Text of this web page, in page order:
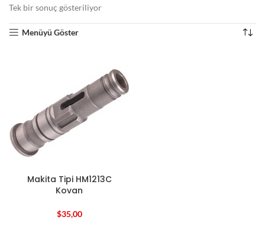
Tek bir sonuç gösteriliyor
Menüyü Göster
Makita Tipi HM1213C
Kovan
$35,00